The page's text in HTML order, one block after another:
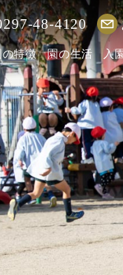
48-4120
の特徴 園の生活 入